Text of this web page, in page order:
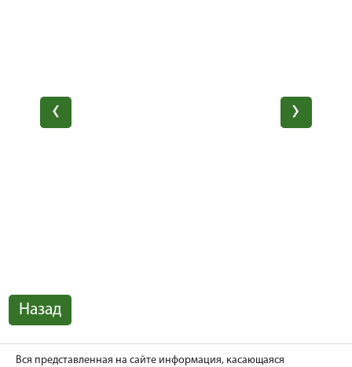
Назад
Вся представленная на сайте информация, касающаяся